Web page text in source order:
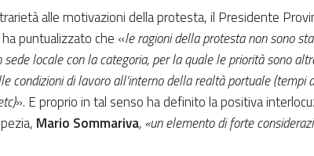
alle motivazioni della protesta, il Presidente
puntualizzato che «le ragioni della protesta non sono
sede locale con la categoria, per la quale le priorità sono
condizioni di lavoro all’interno della realtà portuale (tempi
». E proprio in tal senso ha definito la positiva
Mario Sommariva, «un elemento di forte